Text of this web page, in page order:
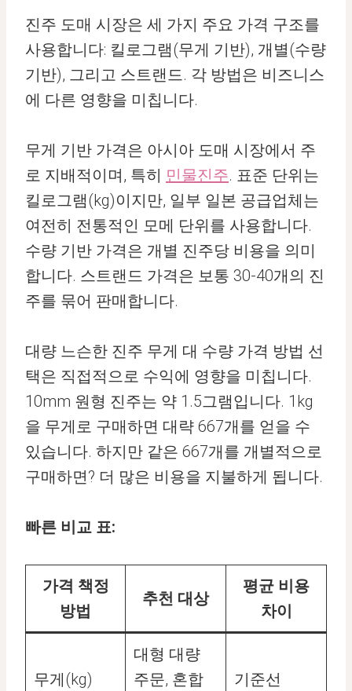
진주 도매 시장은 세 가지 주요 가격 구조를
사용합니다: 킬로그램(무게 기반), 개별(수량
기반), 그리고 스트랜드. 각 방법은 비즈니스
에 다른 영향을 미칩니다.
무게 기반 가격은 아시아 도매 시장에서 주
로 지배적이며, 특히 민물진주. 표준 단위는
킬로그램(kg)이지만, 일부 일본 공급업체는
여전히 전통적인 모메 단위를 사용합니다.
수량 기반 가격은 개별 진주당 비용을 의미
합니다. 스트랜드 가격은 보통 30-40개의 진
주를 묶어 판매합니다.
대량 느슨한 진주 무게 대 수량 가격 방법 선
택은 직접적으로 수익에 영향을 미칩니다.
10mm 원형 진주는 약 1.5그램입니다. 1kg
을 무게로 구매하면 대략 667개를 얻을 수
있습니다. 하지만 같은 667개를 개별적으로
구매하면? 더 많은 비용을 지불하게 됩니다.
빠른 비교 표:
가격 책정
방법
추천 대상
평균 비용
차이
무게(kg)
대형 대량
주문, 혼합
기준선